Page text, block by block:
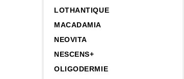
LOTHANTIQUE
MACADAMIA
NEOVITA
NESCENS+
OLIGODERMIE